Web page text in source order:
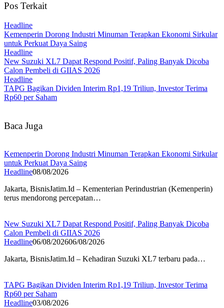
Pos Terkait
Headline
Kemenperin Dorong Industri Minuman Terapkan Ekonomi Sirkular
untuk Perkuat Daya Saing
Headline
New Suzuki XL7 Dapat Respond Positif, Paling Banyak Dicoba
Calon Pembeli di GIIAS 2026
Headline
TAPG Bagikan Dividen Interim Rp1,19 Triliun, Investor Terima
Rp60 per Saham
Baca Juga
Kemenperin Dorong Industri Minuman Terapkan Ekonomi Sirkular
untuk Perkuat Daya Saing
Headline08/08/2026
Jakarta, BisnisJatim.Id – Kementerian Perindustrian (Kemenperin)
terus mendorong percepatan…
New Suzuki XL7 Dapat Respond Positif, Paling Banyak Dicoba
Calon Pembeli di GIIAS 2026
Headline06/08/202606/08/2026
Jakarta, BisnisJatim.Id – Kehadiran Suzuki XL7 terbaru pada…
TAPG Bagikan Dividen Interim Rp1,19 Triliun, Investor Terima
Rp60 per Saham
Headline03/08/2026